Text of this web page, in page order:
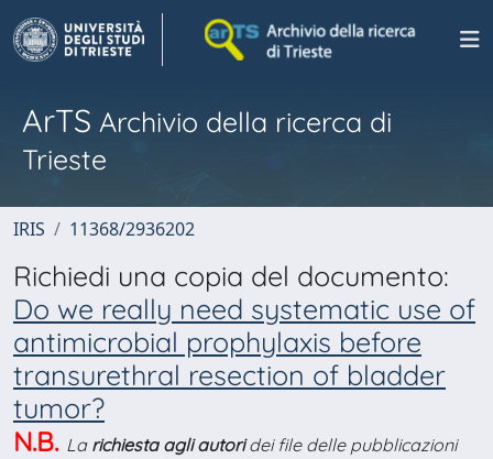
ArTS Archivio della ricerca di
Trieste
IRIS 11368/2936202
Richiedi una copia del documento:
Do we really need systematic use of
antimicrobial prophylaxis before
transurethral resection of bladder
tumor?
N.B. La richiesta agli autoridei file delle pubblicazioni